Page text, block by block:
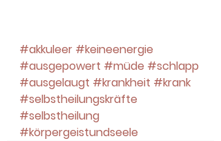
#akkuleer #keineenergie
#ausgepowert #müde #schlapp
#ausgelaugt #krankheit #krank
#selbstheilungskräfte
#selbstheilung
#körpergeistundseele